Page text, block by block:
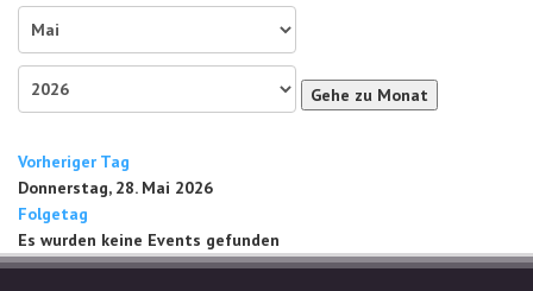
Gehe zu Monat
Vorheriger Tag
Donnerstag, 28. Mai 2026
Folgetag
Es wurden keine Events gefunden